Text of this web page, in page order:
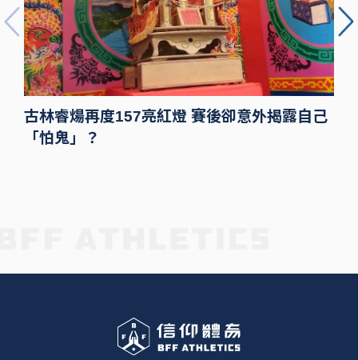
古林睿煬再度157亮紅燈 賽後卻意外揭露自己
「怕鬼」？